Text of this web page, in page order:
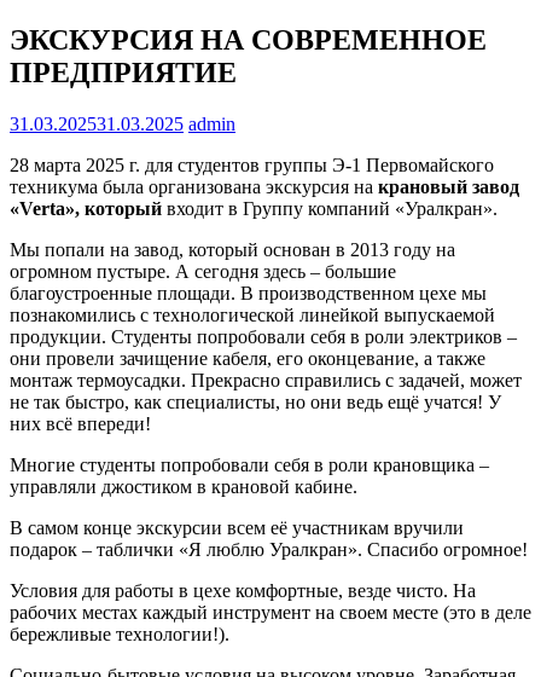
ЭКСКУРСИЯ НА СОВРЕМЕННОЕ
ПРЕДПРИЯТИЕ
31.03.202531.03.2025 admin
28 марта 2025 г. для студентов группы Э-1 Первомайского
техникума была организована экскурсия на крановый завод
«Verta», который входит в Группу компаний «Уралкран».
Мы попали на завод, который основан в 2013 году на
огромном пустыре. А сегодня здесь – большие
благоустроенные площади. В производственном цехе мы
познакомились с технологической линейкой выпускаемой
продукции. Студенты попробовали себя в роли электриков –
они провели зачищение кабеля, его оконцевание, а также
монтаж термоусадки. Прекрасно справились с задачей, может
не так быстро, как специалисты, но они ведь ещё учатся! У
них всё впереди!
Многие студенты попробовали себя в роли крановщика –
управляли джостиком в крановой кабине.
В самом конце экскурсии всем её участникам вручили
подарок – таблички «Я люблю Уралкран». Спасибо огромное!
Условия для работы в цехе комфортные, везде чисто. На
рабочих местах каждый инструмент на своем месте (это в деле
бережливые технологии!).